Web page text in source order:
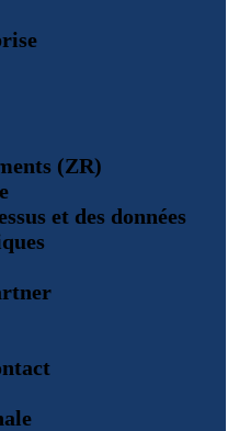
(ZR)
et des données